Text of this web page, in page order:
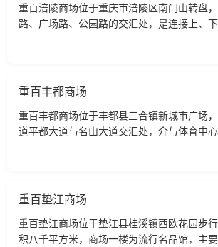
重百涪陵商场位于重庆市涪陵区南门山转盘
路、广场路、公园路的交汇处，是连接上、
重百丰都商场
重百丰都商场位于丰都县三合镇新城市广场
道平都大道与名山大道交汇处，介与体育中
重百垫江商场
重百垫江商场位于垫江县桂溪镇西欧花园步
积八千平方米，商场一楼为流行名品馆，主要